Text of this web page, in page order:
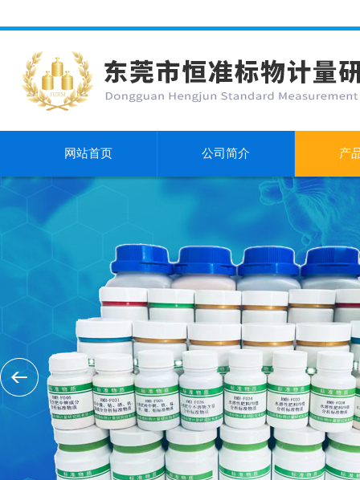
网站首页 公司简介 产